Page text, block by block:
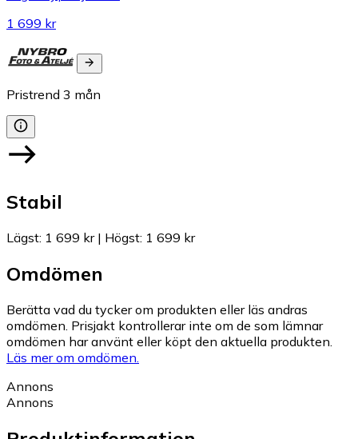
1 699 kr
Pristrend 3 mån
Stabil
Lägst: 1 699 kr| Högst: 1 699 kr
Omdömen
Berätta vad du tycker om produkten eller läs andras
omdömen. Prisjakt kontrollerar inte om de som lämnar
omdömen har använt eller köpt den aktuella produkten.
Läs mer om omdömen.
Annons
Annons